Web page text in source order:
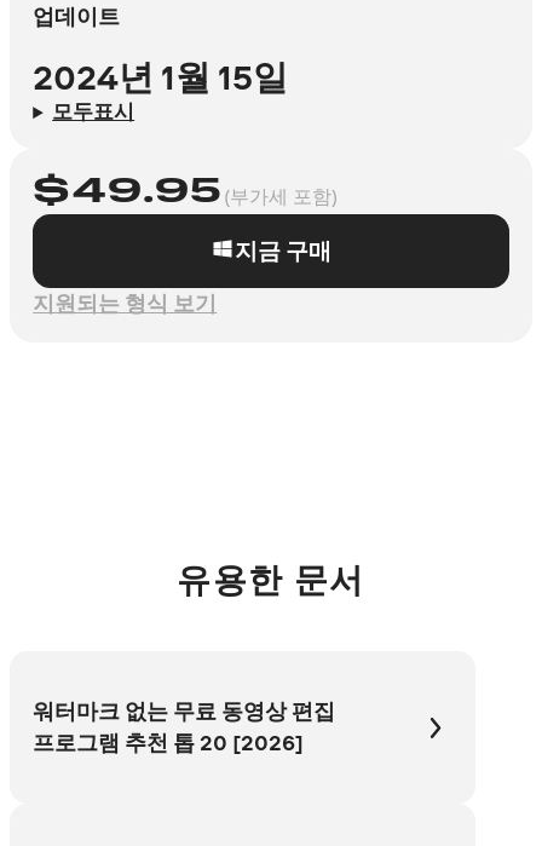
업데이트
2024년 1월 15일
모두표시
지금 구매
$49.95(부가세 포함)
지원되는 형식 보기
유용한 문서
워터마크 없는 무료 동영상 편집
프로그램 추천 톱 20 [2026]